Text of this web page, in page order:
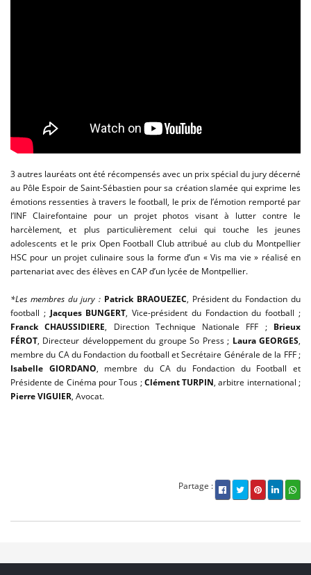
3 autres lauréats ont été récompensés avec un prix spécial du jury décerné
au Pôle Espoir de Saint-Sébastien pour sa création slamée qui exprime les
émotions ressenties à travers le football, le prix de l’émotion remporté par
l’INF Clairefontaine pour un projet photos visant à lutter contre le
harcèlement, et plus particulièrement celui qui touche les jeunes
adolescents et le prix Open Football Club attribué au club du Montpellier
HSC pour un projet culinaire sous la forme d’un « Vis ma vie » réalisé en
partenariat avec des élèves en CAP d’un lycée de Montpellier.
*Les membres du jury : Patrick BRAOUEZEC, Président du Fondaction du
football ; Jacques BUNGERT, Vice-président du Fondaction du football ;
Franck CHAUSSIDIERE, Direction Technique Nationale FFF ; Brieux
FÉROT, Directeur développement du groupe So Press ; Laura GEORGES,
membre du CA du Fondaction du football et Secrétaire Générale de la FFF ;
Isabelle GIORDANO, membre du CA du Fondaction du Football et
Présidente de Cinéma pour Tous ;Clément TURPIN, arbitre international ;
Pierre VIGUIER, Avocat.
Partage :